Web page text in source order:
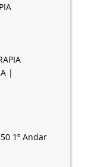
|
1º Andar